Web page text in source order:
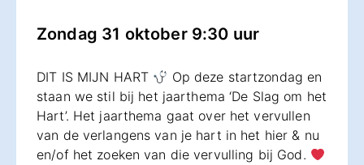
Zondag 31 oktober 9:30 uur
DIT IS MIJN HART
Op deze startzondag en
staan we stil bij het jaarthema ‘De Slag om het
Hart’. Het jaarthema gaat over het vervullen
van de verlangens van je hart in het hier & nu
en/of het zoeken van die vervulling bij God.